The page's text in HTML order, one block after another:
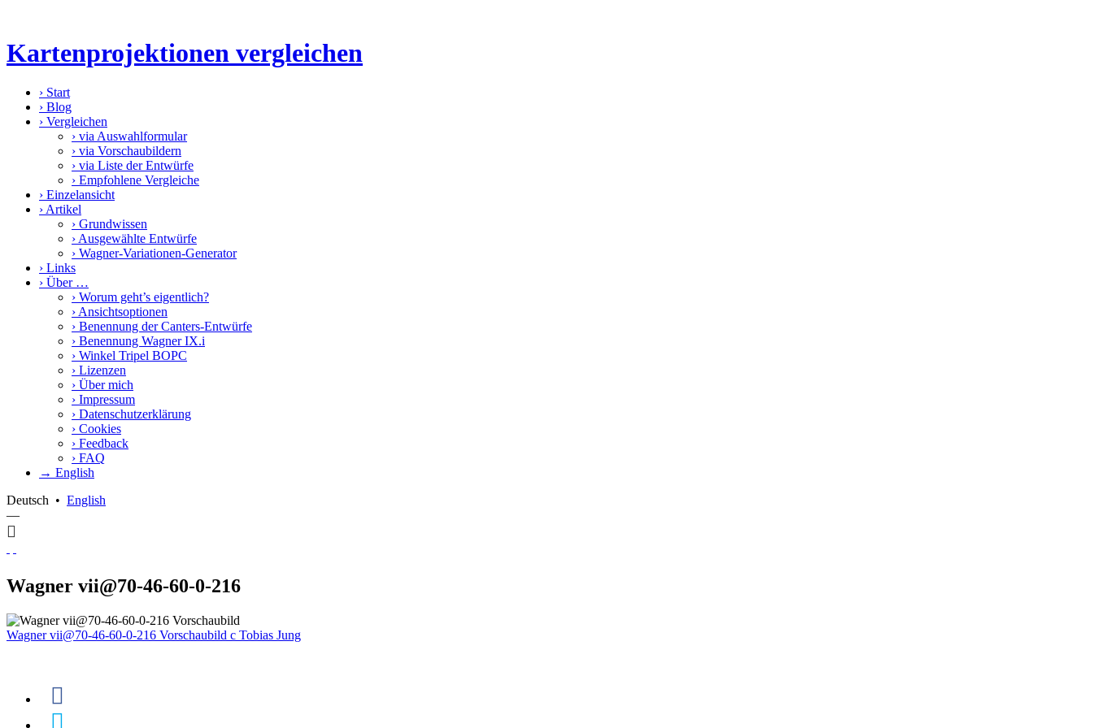
Kartenprojektionen vergleichen
› Start
› Blog
› Vergleichen
› via Auswahlformular
› via Vorschaubildern
› via Liste der Entwürfe
› Empfohlene Vergleiche
› Einzelansicht
› Artikel
› Grundwissen
› Ausgewählte Entwürfe
› Wagner-Variationen-Generator
› Links
› Über …
› Worum geht’s eigentlich?
› Ansichtsoptionen
› Benennung der Canters-Entwürfe
› Benennung Wagner IX.i
› Winkel Tripel BOPC
› Lizenzen
› Über mich
› Impressum
› Datenschutzerklärung
› Cookies
› Feedback
› FAQ
→ English
Deutsch • English
—
Wagner vii@70-46-60-0-216
Wagner vii@70-46-60-0-216 Vorschaubild c Tobias Jung